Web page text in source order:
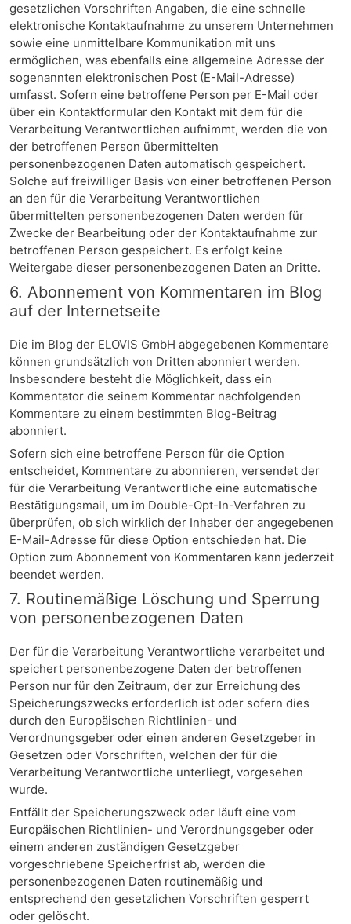
gesetzlichen Vorschriften Angaben, die eine schnelle
elektronische Kontaktaufnahme zu unserem Unternehmen
sowie eine unmittelbare Kommunikation mit uns
ermöglichen, was ebenfalls eine allgemeine Adresse der
sogenannten elektronischen Post (E-Mail-Adresse)
umfasst. Sofern eine betroffene Person per E-Mail oder
über ein Kontaktformular den Kontakt mit dem für die
Verarbeitung Verantwortlichen aufnimmt, werden die von
der betroffenen Person übermittelten
personenbezogenen Daten automatisch gespeichert.
Solche auf freiwilliger Basis von einer betroffenen Person
an den für die Verarbeitung Verantwortlichen
übermittelten personenbezogenen Daten werden für
Zwecke der Bearbeitung oder der Kontaktaufnahme zur
betroffenen Person gespeichert. Es erfolgt keine
Weitergabe dieser personenbezogenen Daten an Dritte.
6. Abonnement von Kommentaren im Blog
auf der Internetseite
Die im Blog der ELOVIS GmbH abgegebenen Kommentare
können grundsätzlich von Dritten abonniert werden.
Insbesondere besteht die Möglichkeit, dass ein
Kommentator die seinem Kommentar nachfolgenden
Kommentare zu einem bestimmten Blog-Beitrag
abonniert.
Sofern sich eine betroffene Person für die Option
entscheidet, Kommentare zu abonnieren, versendet der
für die Verarbeitung Verantwortliche eine automatische
Bestätigungsmail, um im Double-Opt-In-Verfahren zu
überprüfen, ob sich wirklich der Inhaber der angegebenen
E-Mail-Adresse für diese Option entschieden hat. Die
Option zum Abonnement von Kommentaren kann jederzeit
beendet werden.
7. Routinemäßige Löschung und Sperrung
von personenbezogenen Daten
Der für die Verarbeitung Verantwortliche verarbeitet und
speichert personenbezogene Daten der betroffenen
Person nur für den Zeitraum, der zur Erreichung des
Speicherungszwecks erforderlich ist oder sofern dies
durch den Europäischen Richtlinien- und
Verordnungsgeber oder einen anderen Gesetzgeber in
Gesetzen oder Vorschriften, welchen der für die
Verarbeitung Verantwortliche unterliegt, vorgesehen
wurde.
Entfällt der Speicherungszweck oder läuft eine vom
Europäischen Richtlinien- und Verordnungsgeber oder
einem anderen zuständigen Gesetzgeber
vorgeschriebene Speicherfrist ab, werden die
personenbezogenen Daten routinemäßig und
entsprechend den gesetzlichen Vorschriften gesperrt
oder gelöscht.